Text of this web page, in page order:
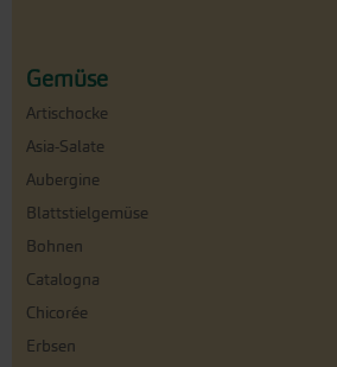
Gemüse
Artischocke
Asia-Salate
Aubergine
Blattstielgemüse
Bohnen
Catalogna
Chicorée
Erbsen